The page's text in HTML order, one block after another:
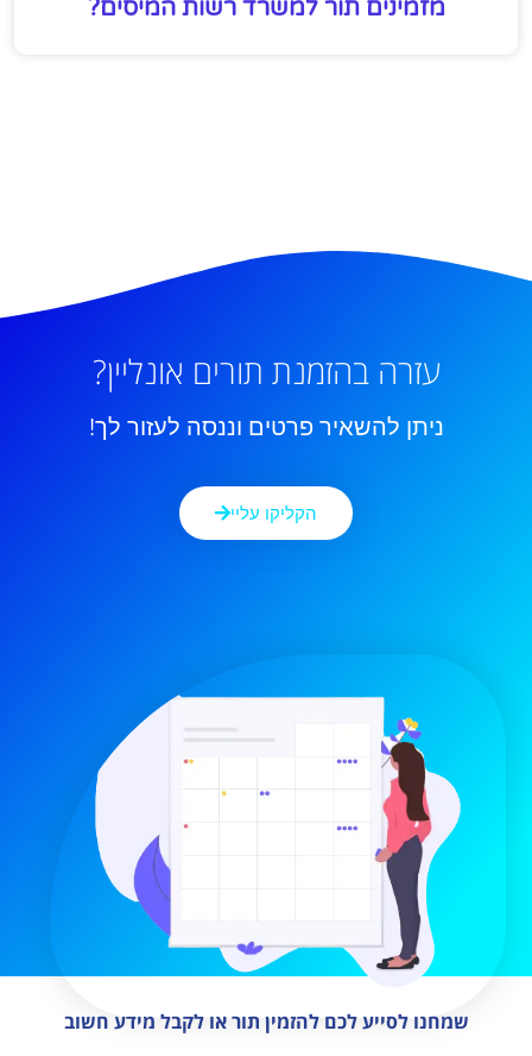
מזמינים תור למשרד רשות המיסים?
עזרה בהזמנת תורים אונליין?
ניתן להשאיר פרטים וננסה לעזור לך!
הקליקו עליי
שמחנו לסייע לכם להזמין תור או לקבל מידע חשוב